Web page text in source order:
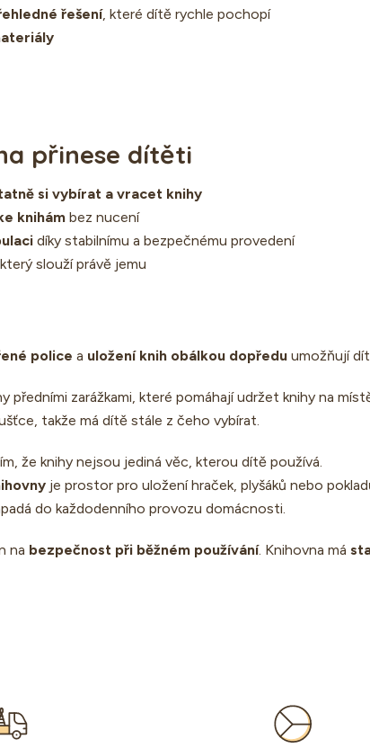
řešení, které dítě rychle pochopí
přinese dítěti
si vybírat a vracet knihy
knihám bez nucení
díky stabilnímu a bezpečnému provedení
slouží právě jemu
police a uložení knih obálkou dopředu umožňují
předními zarážkami, které pomáhají udržet knihy na
takže má dítě stále z čeho vybírat.
že knihy nejsou jediná věc, kterou dítě používá.
je prostor pro uložení hraček, plyšáků nebo
do každodenního provozu domácnosti.
na bezpečnost při běžném používání. Knihovna má